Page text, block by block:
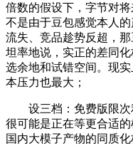
倍数的假设下，字节对
不是由于豆包感觉本人
流失、竞品趁势反超，
坦率地说，实正的差同
选余地和试错空间。现
本压力也最大；
设三档：免费版限次利
很可能是正在等更合适
国内大模子产物的同质